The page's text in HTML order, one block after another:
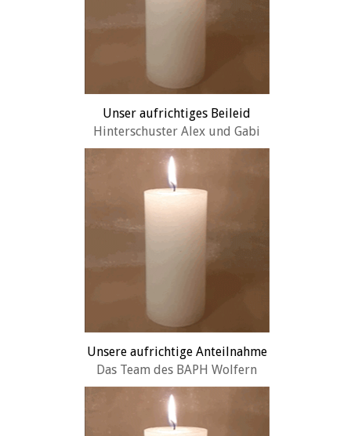
Unser aufrichtiges Beileid
Hinterschuster Alex und Gabi
Unsere aufrichtige Anteilnahme
Das Team des BAPH Wolfern